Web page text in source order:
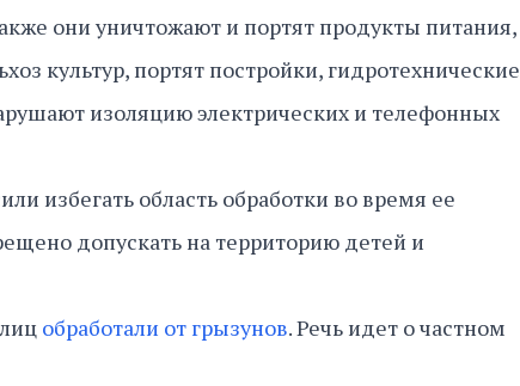
они уничтожают и портят продукты питания,
культур, портят постройки, гидротехнические
изоляцию электрических и телефонных
избегать область обработки во время ее
допускать на территорию детей и
обработали от грызунов. Речь идет о частном